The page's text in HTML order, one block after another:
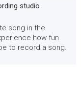
studio
song in the
how fun
to record a song.